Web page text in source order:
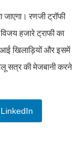
रणजी ट्रॉफी
हजारे ट्राफी का
खिलाड़ियों और इसमें
सत्र की मेजबानी करने
LinkedIn